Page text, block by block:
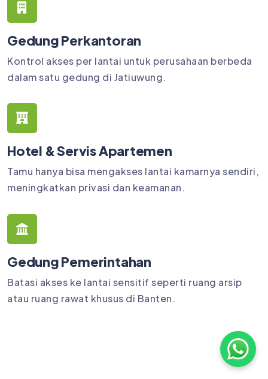
Gedung Perkantoran
Kontrol akses per lantai untuk perusahaan berbeda
dalam satu gedung di Jatiuwung.
Hotel & Servis Apartemen
Tamu hanya bisa mengakses lantai kamarnya sendiri,
meningkatkan privasi dan keamanan.
Gedung Pemerintahan
Batasi akses ke lantai sensitif seperti ruang arsip
atau ruang rawat khusus di Banten.